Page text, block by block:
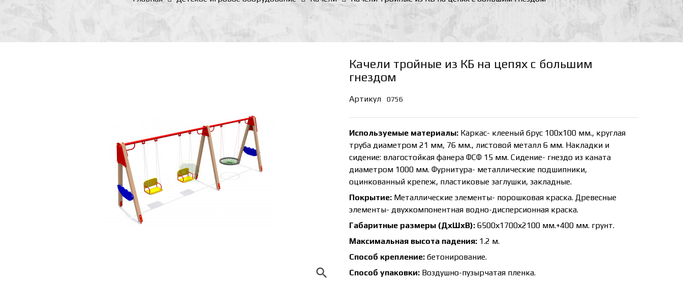
search
Качели тройные из КБ на цепях с большим
гнездом
Артикул 0756
Используемые материалы: Каркас- клееный брус 100х100 мм., круглая
труба диаметром 21 мм, 76 мм., листовой металл 6 мм. Накладки и
сидение: влагостойкая фанера ФСФ 15 мм. Сидение- гнездо из каната
диаметром 1000 мм. Фурнитура- металлические подшипники,
оцинкованный крепеж, пластиковые заглушки, закладные.
Покрытие: Металлические элементы- порошковая краска. Древесные
элементы- двухкомпонентная водно-дисперсионная краска.
Габаритные размеры (ДхШхВ): 6500х1700х2100 мм.+400 мм. грунт.
Максимальная высота падения: 1.2 м.
Способ крепление: бетонирование.
Способ упаковки: Воздушно-пузырчатая пленка.